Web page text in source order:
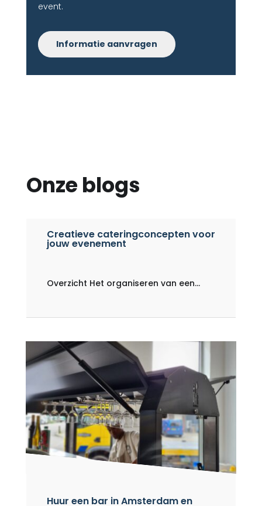
event.
Informatie aanvragen
Onze blogs
Creatieve cateringconcepten voor
jouw evenement
Overzicht Het organiseren van een...
Huur een bar in Amsterdam en